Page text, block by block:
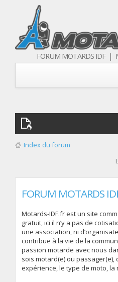
FORUM MOTARDS IDF |
Forum
Balades & sorties moto
Index du forum
FORUM MOTARDS
Motards-IDF.fr est un site
gratuit, ici il n’y a pas de
une association, ni
contribue à la vie de la
passion motarde avec nous
sois motard(e) ou passager(e),
expérience, le type de moto,